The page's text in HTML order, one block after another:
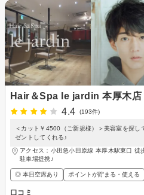
Hair＆Spa le jardin 本厚木店
4.4
(193件)
＜カット￥4500（ご新規様）＞美容室を探
ゼントしてくれる♪
アクセス：小田急小田原線 本厚木駅東口
駐車場提携♪
◎ 本日空席あり ポイントが貯まる・使える
口コミ